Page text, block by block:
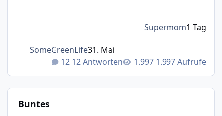
12 Antworten 1.997 Aufrufe
SomeGreenLife31. Mai
Supermom1 Tag
Buntes